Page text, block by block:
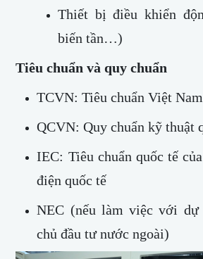
Thiết bị điều khiển
biến tần…)
Tiêu chuẩn và quy chuẩn
TCVN: Tiêu chuẩn Việt Nam
QCVN: Quy chuẩn kỹ thuật
IEC: Tiêu chuẩn quốc tế
điện quốc tế
NEC (nếu làm việc với dự
chủ đầu tư nước ngoài)